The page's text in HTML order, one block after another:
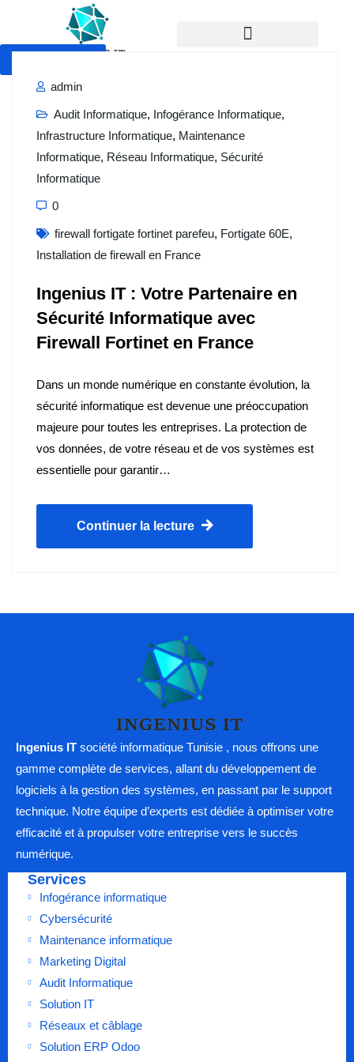
admin
Audit Informatique, Infogérance Informatique,
Infrastructure Informatique, Maintenance
Informatique, Réseau Informatique, Sécurité
Informatique
0
firewall fortigate fortinet parefeu, Fortigate 60E,
Installation de firewall en France
Ingenius IT : Votre Partenaire en
Sécurité Informatique avec
Firewall Fortinet en France
Dans un monde numérique en constante évolution, la
sécurité informatique est devenue une préoccupation
majeure pour toutes les entreprises. La protection de
vos données, de votre réseau et de vos systèmes est
essentielle pour garantir…
Continuer la lecture
Ingenius IT société informatique Tunisie , nous offrons une
gamme complète de services, allant du développement de
logiciels à la gestion des systèmes, en passant par le support
technique. Notre équipe d’experts est dédiée à optimiser votre
efficacité et à propulser votre entreprise vers le succès
numérique.
Services
Infogérance informatique
Cybersécurité
Maintenance informatique
Marketing Digital
Audit Informatique
Solution IT
Réseaux et câblage
Solution ERP Odoo